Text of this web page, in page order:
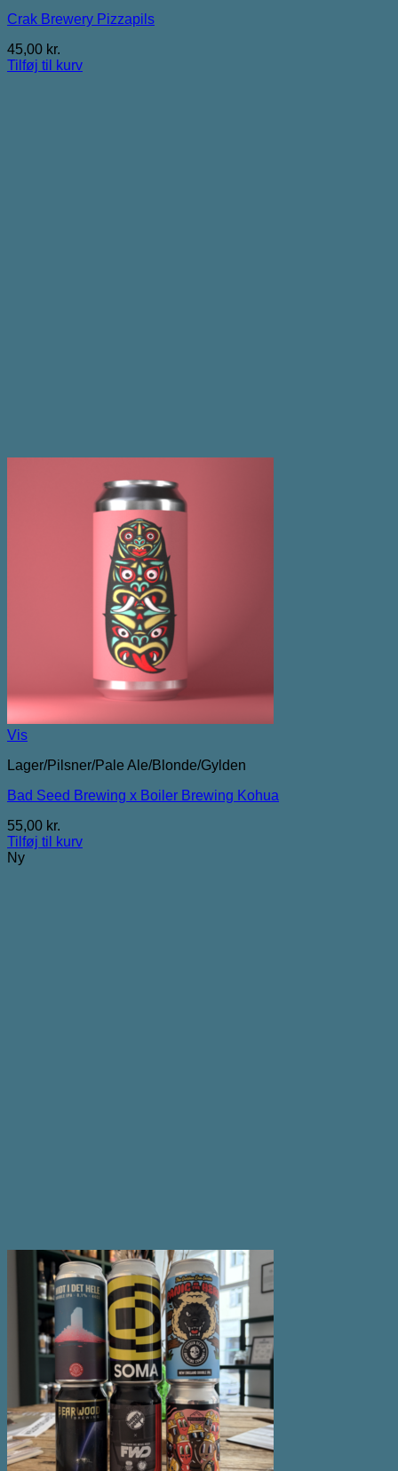
Crak Brewery Pizzapils
45,00 kr.
Tilføj til kurv
Vis
Lager/Pilsner/Pale Ale/Blonde/Gylden
Bad Seed Brewing x Boiler Brewing Kohua
55,00 kr.
Tilføj til kurv
Ny